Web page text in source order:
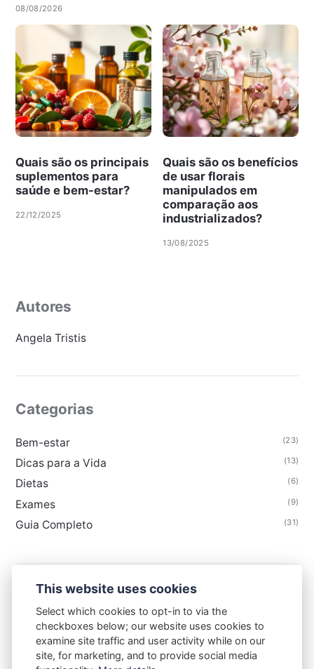
08/08/2026
Quais são os principais
suplementos para
saúde e bem-estar?
22/12/2025
Quais são os benefícios
de usar florais
manipulados em
comparação aos
industrializados?
13/08/2025
Autores
Angela Tristis
Categorias
Bem-estar (23)
Dicas para a Vida (13)
Dietas (6)
Exames (9)
Guia Completo (31)
FLORAIS & CIA
Contato Termos de uso
Política de privacidade
Sobre
This website uses cookies
Select which cookies to opt-in to via the
checkboxes below; our website uses cookies to
examine site traffic and user activity while on our
site, for marketing, and to provide social media